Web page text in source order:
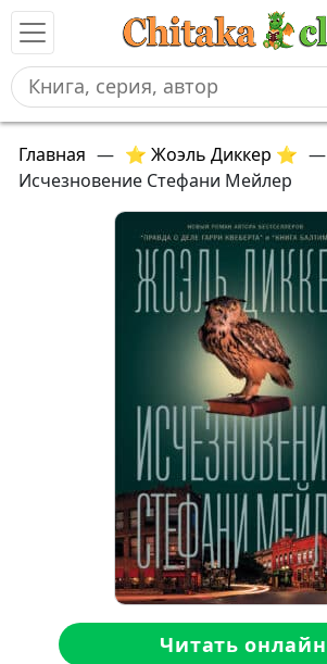
Главная — ⭐ Жоэль Диккер ⭐ —
Исчезновение Стефани Мейлер
Читать онлайн